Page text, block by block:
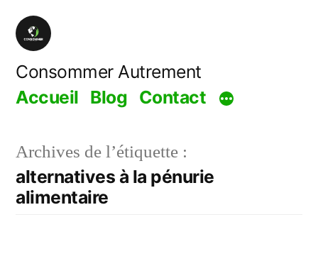
Aller
contenu
Consommer Autrement
Accueil Blog Contact
Archives de l’étiquette :
alternatives à la pénurie
alimentaire